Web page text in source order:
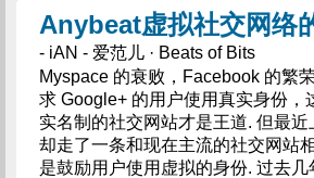
Anybeat虚拟社交网络
- iAN - 爱范儿 · Beats of Bits
Myspace 的衰败，Facebook 的繁
求 Google+ 的用户使用真实身份，
实名制的社交网站才是王道. 但最
却走了一条和现在主流的社交网站
是鼓励用户使用虚拟的身份. 过去几